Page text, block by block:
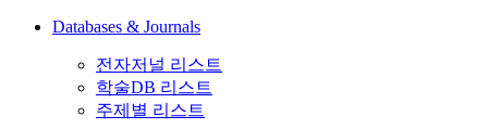
Databases & Journals
전자저널 리스트
학술DB 리스트
주제별 리스트